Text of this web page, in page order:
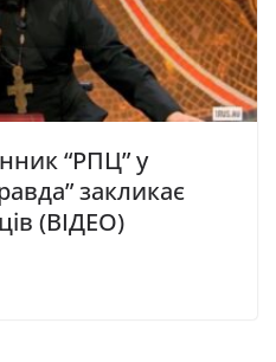
“РПЦ” у
закликає
(ВІДЕО)